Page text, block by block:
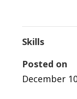
Skills
Posted on
December